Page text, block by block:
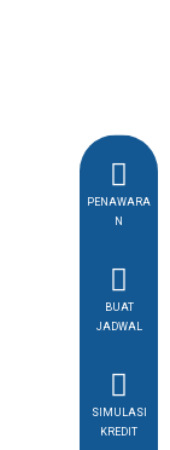
PENAWARA
N
BUAT
JADWAL
SIMULASI
KREDIT